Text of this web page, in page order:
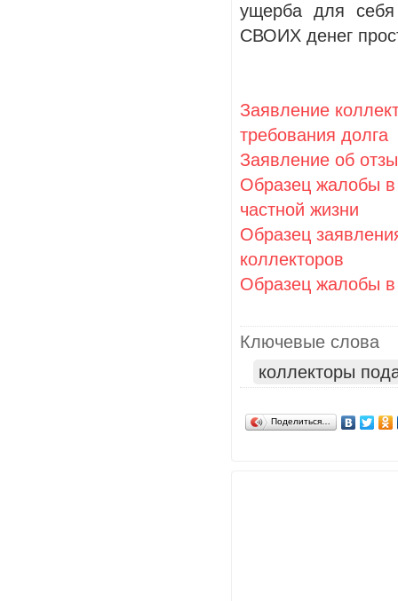
ущерба для
СВОИХ денег
Заявление
требования долга
Заявление об
Образец жалобы в
частной жизни
Образец
коллекторов
Образец жалобы в
Ключевые слова
коллекторы
Поделиться…